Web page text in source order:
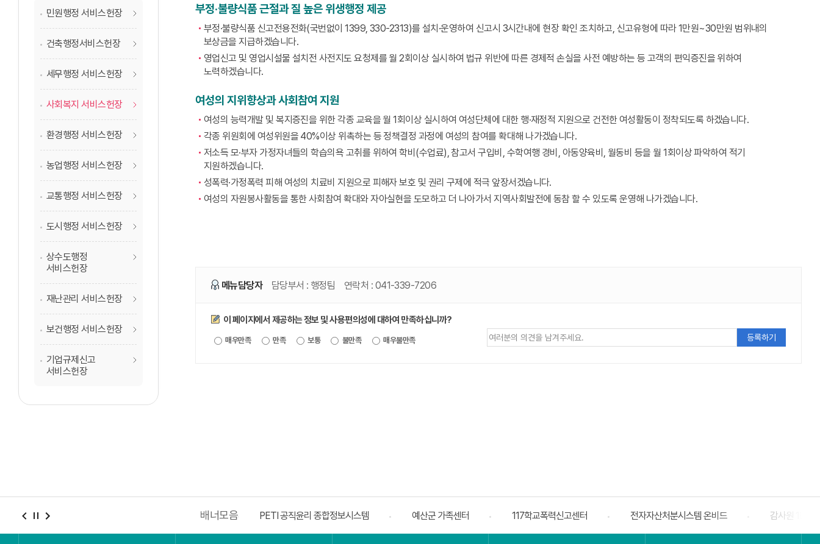
민원행정 서비스헌장
건축행정서비스헌장
세무행정 서비스헌장
사회복지 서비스헌장
환경행정 서비스헌장
농업행정 서비스헌장
교통행정 서비스헌장
도시행정 서비스헌장
상수도행정
서비스헌장
재난관리 서비스헌장
보건행정 서비스헌장
기업규제신고
서비스헌장
부정·불량식품 근절과 질 높은 위생행정 제공
부정·불량식품 신고전용전화(국번없이 1399, 330-2313)를 설치·운영하여 신고시 3시간내에 현장 확인 조치하고, 신고유형에 따라 1만원~30만원 범위내의
보상금을 지급하겠습니다.
영업신고 및 영업시설물 설치전 사전지도 요청제를 월 2회이상 실시하여 법규 위반에 따른 경제적 손실을 사전 예방하는 등 고객의 편익증진을 위하여
노력하겠습니다.
여성의 지위향상과 사회참여 지원
여성의 능력개발 및 복지증진을 위한 각종 교육을 월 1회이상 실시하여 여성단체에 대한 행·재정적 지원으로 건전한 여성활동이 정착되도록 하겠습니다.
각종 위원회에 여성위원을 40%이상 위촉하는 등 정책결정 과정에 여성의 참여를 확대해 나가겠습니다.
저소득 모·부자 가정자녀들의 학습의욕 고취를 위하여 학비(수업료), 참고서 구입비, 수학여행 경비, 아동양육비, 월동비 등을 월 1회이상 파악하여 적기
지원하겠습니다.
성폭력·가정폭력 피해 여성의 치료비 지원으로 피해자 보호 및 권리 구제에 적극 앞장서겠습니다.
여성의 자원봉사활동을 통한 사회참여 확대와 자아실현을 도모하고 더 나아가서 지역사회발전에 동참 할 수 있도록 운영해 나가겠습니다.
메뉴담당자 담당부서 : 행정팀 연락처 : 041-339-7206
만족도조사
이 페이지에서 제공하는 정보 및 사용편의성에 대하여 만족하십니까?
매우만족 만족 보통 불만족 매우불만족
슬
배너모음
충남청년포털 2027 충청권 하계세계대학경기대회 PETI 공직윤리 종합정보시스템 예산군 가족센터 117학교폭력신고센터 전자자산처분시스템 온비드 감사원 188